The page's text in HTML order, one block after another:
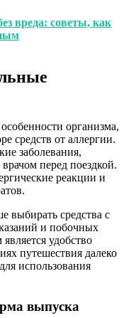
вреда: советы, как
организма,
средств от аллергии.
заболевания,
перед поездкой.
реакции и
выбирать средства с
и побочных
удобство
путешествия далеко
использования
выпуска